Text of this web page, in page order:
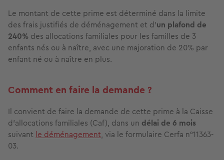
Le montant de cette prime est déterminé dans la limite
des frais justifiés de déménagement et d’un plafond de
240% des allocations familiales pour les familles de 3
enfants nés ou à naître, avec une majoration de 20% par
enfant né ou à naître en plus.
Comment en faire la demande ?
Il convient de faire la demande de cette prime à la Caisse
d’allocations familiales (Caf), dans un délai de 6 mois
suivant le déménagement, via le formulaire Cerfa n°11363-
03.